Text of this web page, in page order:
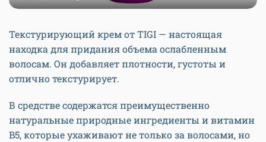
Текстурирующий крем от TIGI — настоящая
находка для придания объема ослабленным
волосам. Он добавляет плотности, густоты и
отлично текстурирует.
В средстве содержатся преимущественно
натуральные природные ингредиенты и витамин
B5, которые ухаживают не только за волосами, но